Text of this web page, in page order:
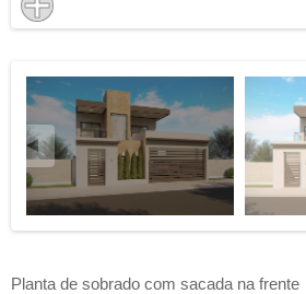
Planta de sobrado com sacada na frente